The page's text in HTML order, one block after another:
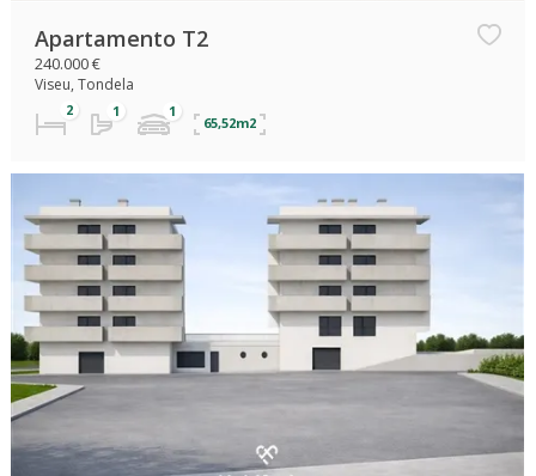
Apartamento T2
240.000 €
Viseu, Tondela
65,52m2